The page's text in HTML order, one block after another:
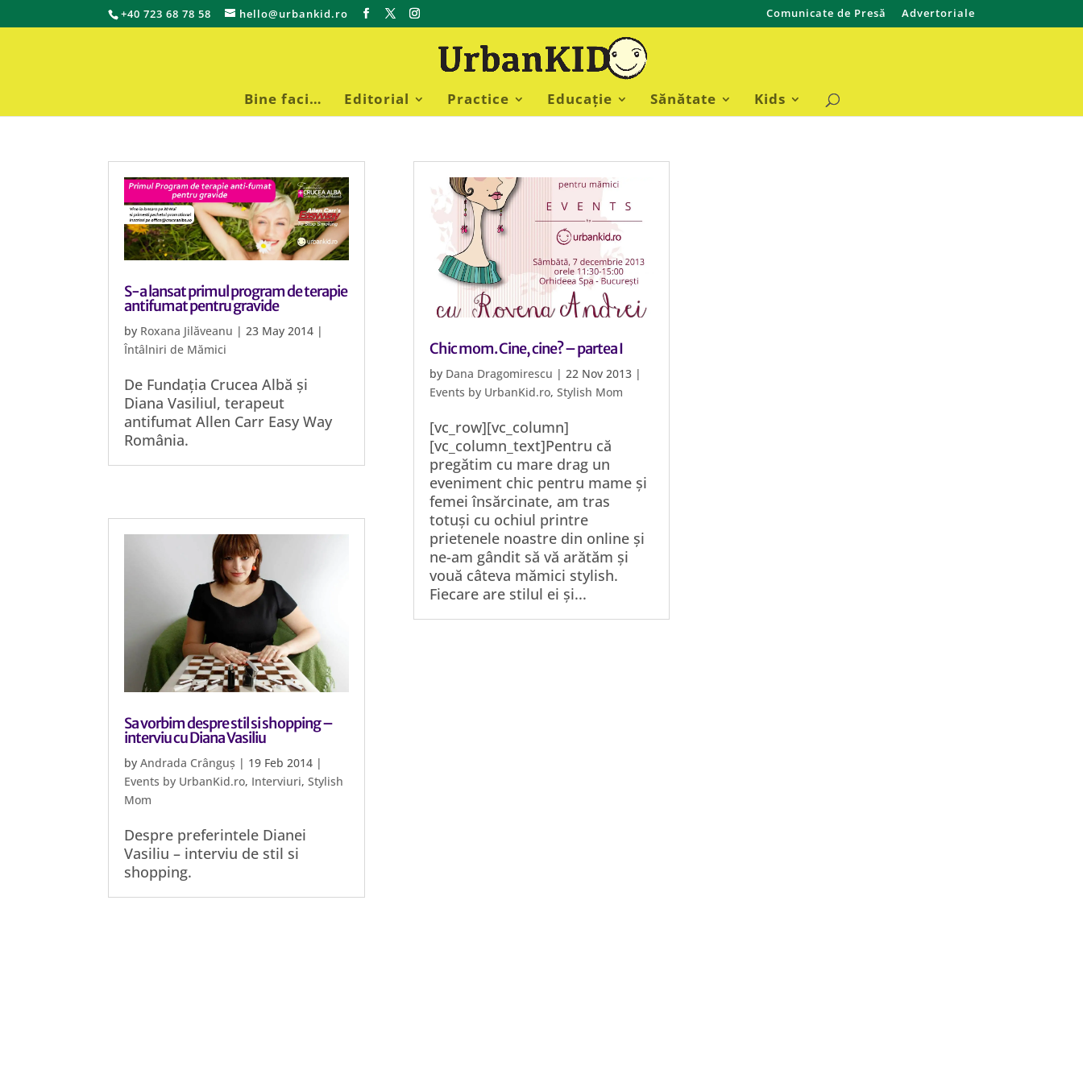
+40 723 68 78 58 hello@urbankid.ro Comunicate de Presă Advertoriale
Bine faci… Editorial Practice Educație Sănătate Kids
S-a lansat primul program de terapie
antifumat pentru gravide
by Roxana Jilăveanu |23 May 2014 |
Întâlniri de Mămici
De Fundația Crucea Albă și
Diana Vasiliul, terapeut
antifumat Allen Carr Easy Way
România.
Sa vorbim despre stil si shopping –
interviu cu Diana Vasiliu
byAndrada Crânguș | 19 Feb 2014 |
Events by UrbanKid.ro, Interviuri,Stylish
Mom
Despre preferintele Dianei
Vasiliu – interviu de stil si
shopping.
Chic mom. Cine, cine? – partea I
by Dana Dragomirescu | 22 Nov 2013|
Events by UrbanKid.ro, Stylish Mom
[vc_row][vc_column]
[vc_column_text]Pentru că
pregătim cu mare drag un
eveniment chic pentru mame și
femei însărcinate, am tras
totuși cu ochiul printre
prietenele noastre din online și
ne-am gândit să vă arătăm și
vouă câteva mămici stylish.
Fiecare are stilul ei și...